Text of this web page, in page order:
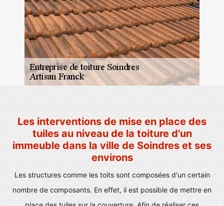
Les interventions de mise en place des
tuiles au niveau de la toiture d'un
immeuble dans la ville de Soindres et ses
environs
Les structures comme les toits sont composées d'un certain
nombre de composants. En effet, il est possible de mettre en